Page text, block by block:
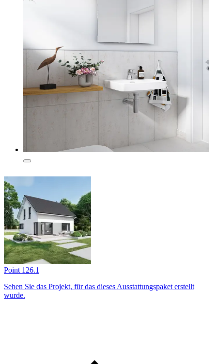
Point 126.1
Sehen Sie das Projekt, für das dieses Ausstattungs­paket erstellt
wurde.